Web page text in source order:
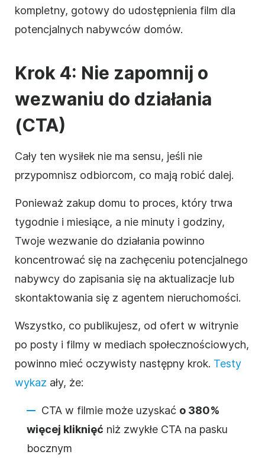
kompletny, gotowy do udostępnienia film dla
potencjalnych nabywców domów.
Krok 4: Nie zapomnij o
wezwaniu do działania
(CTA)
Cały ten wysiłek nie ma sensu, jeśli nie
przypomnisz odbiorcom, co mają robić dalej.
Ponieważ zakup domu to proces, który trwa
tygodnie i miesiące, a nie minuty i godziny,
Twoje wezwanie do działania powinno
koncentrować się na zachęceniu potencjalnego
nabywcy do zapisania się na aktualizacje lub
skontaktowania się z agentem nieruchomości.
Wszystko, co publikujesz, od ofert w witrynie
po posty i filmy w mediach społecznościowych,
powinno mieć oczywisty następny krok. Testy
wykaz ały, że:
CTA w filmie może uzyskać o 380%
więcej kliknięć niż zwykłe CTA na pasku
bocznym